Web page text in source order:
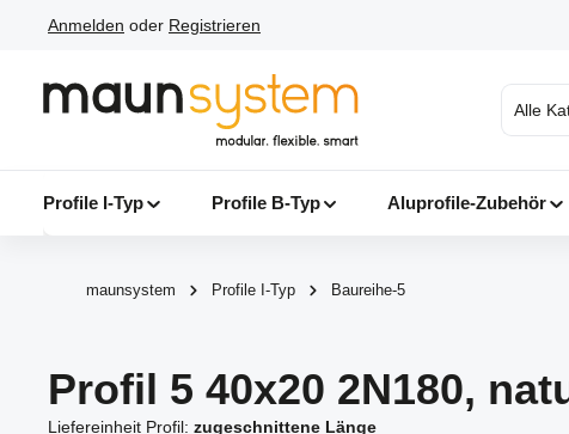
Hauptinhalt springen
Zur Suche springen
Zur Hauptnavigation springen
Anmelden oder Registrieren
Alle
Profile I-Typ Profile B-Typ Aluprofile-Zubehör
maunsystem Profile I-Typ Baureihe-5
Profil 5 40x20 2N180,
Liefereinheit Profil: zugeschnittene Länge